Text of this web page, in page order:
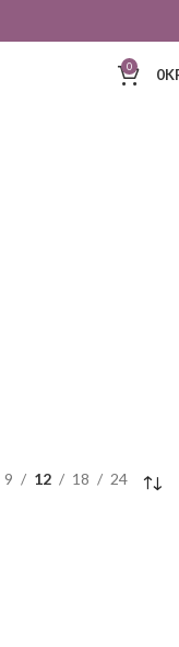
0 0
9 12 18 24